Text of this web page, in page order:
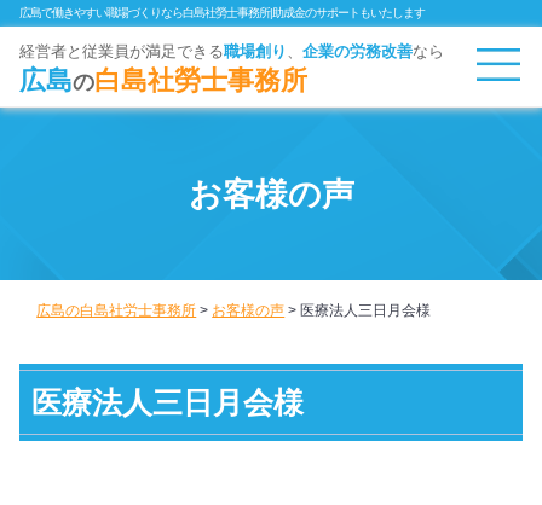
広島で働きやすい職場づくりなら白島社勞士事務所|助成金のサポートもいたします
経営者と従業員が満足できる職場創り 企業の労務改善なら
広島の白島社勞士事務所
お客様の声
広島の白島社労士事務所 > お客様の声 > 医療法人三日月会様
医療法人三日月会様